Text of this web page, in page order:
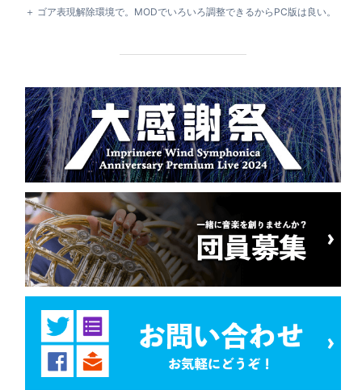
＋ ゴア表現解除環境で。MODでいろいろ調整できるからPC版は良い。